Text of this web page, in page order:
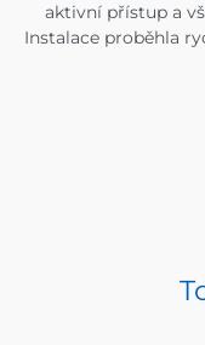
aktivní přístup a
Instalace proběhla